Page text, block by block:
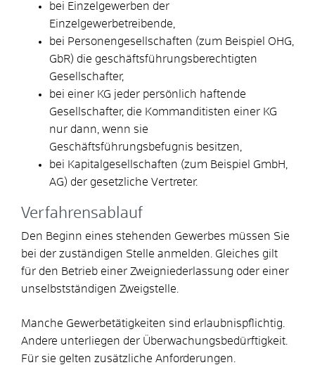
bei Einzelgewerben der
Einzelgewerbetreibende,
bei Personengesellschaften (zum Beispiel OHG,
GbR) die geschäftsführungsberechtigten
Gesellschafter,
bei einer KG jeder persönlich haftende
Gesellschafter, die Kommanditisten einer KG
nur dann, wenn sie
Geschäftsführungsbefugnis besitzen,
bei Kapitalgesellschaften (zum Beispiel GmbH,
AG) der gesetzliche Vertreter.
Verfahrensablauf
Den Beginn eines stehenden Gewerbes müssen Sie
bei der zuständigen Stelle anmelden. Gleiches gilt
für den Betrieb einer Zweigniederlassung oder einer
unselbstständigen Zweigstelle.
Manche Gewerbetätigkeiten sind erlaubnispflichtig.
Andere unterliegen der Überwachungsbedürftigkeit.
Für sie gelten zusätzliche Anforderungen.